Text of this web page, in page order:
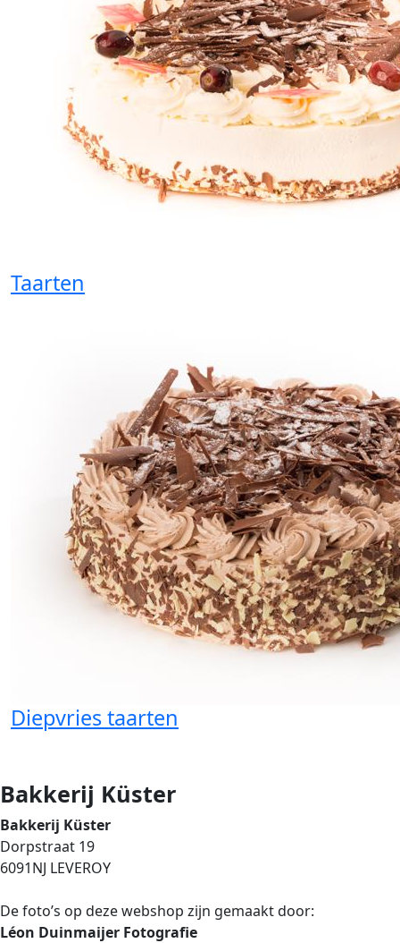
Taarten
Diepvries taarten
Bakkerij Küster
Bakkerij Küster
Dorpstraat 19
6091NJ LEVEROY
De foto’s op deze webshop zijn gemaakt door:
Léon Duinmaijer Fotografie